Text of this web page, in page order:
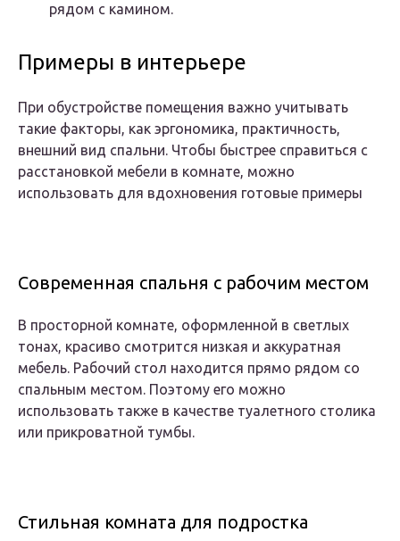
рядом с камином.
Примеры в интерьере
При обустройстве помещения важно учитывать
такие факторы, как эргономика, практичность,
внешний вид спальни. Чтобы быстрее справиться с
расстановкой мебели в комнате, можно
использовать для вдохновения готовые примеры
Современная спальня с рабочим местом
В просторной комнате, оформленной в светлых
тонах, красиво смотрится низкая и аккуратная
мебель. Рабочий стол находится прямо рядом со
спальным местом. Поэтому его можно
использовать также в качестве туалетного столика
или прикроватной тумбы.
Стильная комната для подростка